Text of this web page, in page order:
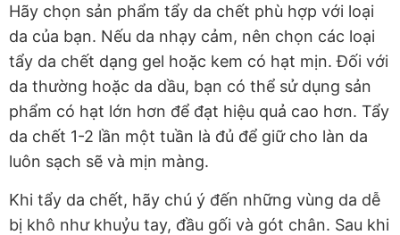
Hãy chọn sản phẩm tẩy da chết phù hợp với loại
da của bạn. Nếu da nhạy cảm, nên chọn các loại
tẩy da chết dạng gel hoặc kem có hạt mịn. Đối với
da thường hoặc da dầu, bạn có thể sử dụng sản
phẩm có hạt lớn hơn để đạt hiệu quả cao hơn. Tẩy
da chết 1-2 lần một tuần là đủ để giữ cho làn da
luôn sạch sẽ và mịn màng.
Khi tẩy da chết, hãy chú ý đến những vùng da dễ
bị khô như khuỷu tay, đầu gối và gót chân. Sau khi